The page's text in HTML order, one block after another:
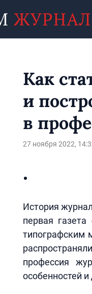
Как
и
в
27 ноября 2022,
История
первая
типографским
профессия
особенностей